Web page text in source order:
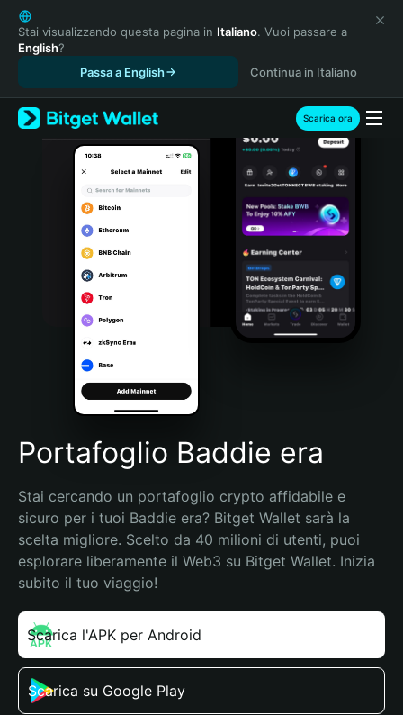
English
日本語
Tiếng Việt
Español (Latinoamérica)
Türkçe
Italiano
Português (Portugal)
Bahasa Indonesia
Português (Brasil)
Español (Argentina)
Stai visualizzando questa pagina in Italiano. Vuoi passare a
English?
Passa a English
Continua in Italiano
Scarica ora
Portafoglio Baddie era
Stai cercando un portafoglio crypto affidabile e
sicuro per i tuoi Baddie era? Bitget Wallet sarà la
scelta migliore. Scelto da 40 milioni di utenti, puoi
esplorare liberamente il Web3 su Bitget Wallet. Inizia
subito il tuo viaggio!
Scarica l'APK per Android
Scarica su Google Play